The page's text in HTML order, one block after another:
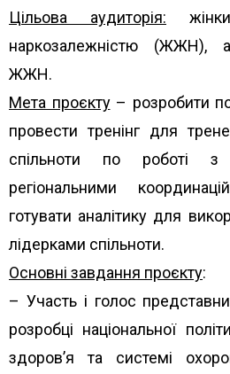
Цільова аудиторія:
наркозалежністю (ЖЖН),
ЖЖН.
Мета проєкту– розробити
провести тренінг для
спільноти по роботі з
регіональними
готувати аналітику для
лідерками спільноти.
Основні завдання проєкту:
– Участь і голос
розробці національної
здоров’я та системі